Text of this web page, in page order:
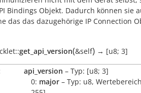
Bindings Objekt. Dadurch können sie
das das dazugehörige IP Connection
get_api_version(&self) → [u8; 3]
api_version – Typ: [u8; 3]
0: major – Typ: u8,